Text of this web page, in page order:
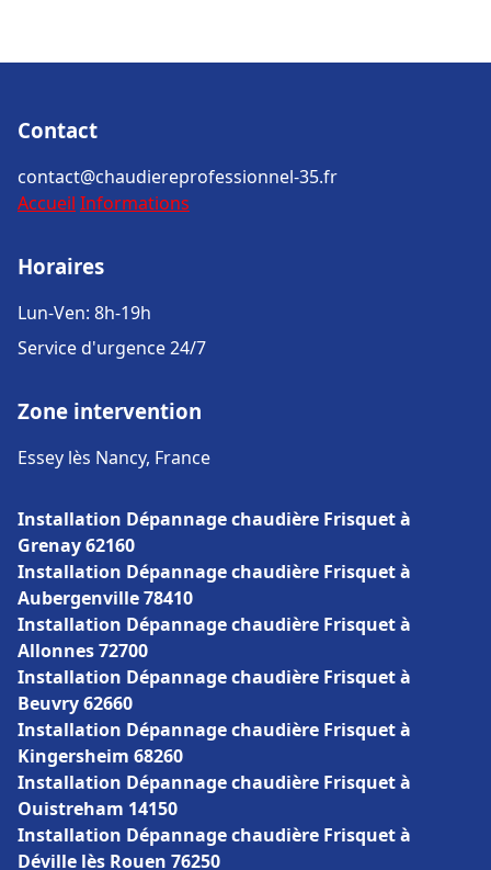
Contact
contact@chaudiereprofessionnel-35.fr
Accueil Informations
Horaires
Lun-Ven: 8h-19h
Service d'urgence 24/7
Zone intervention
Essey lès Nancy, France
Installation Dépannage chaudière Frisquet à
Grenay 62160
Installation Dépannage chaudière Frisquet à
Aubergenville 78410
Installation Dépannage chaudière Frisquet à
Allonnes 72700
Installation Dépannage chaudière Frisquet à
Beuvry 62660
Installation Dépannage chaudière Frisquet à
Kingersheim 68260
Installation Dépannage chaudière Frisquet à
Ouistreham 14150
Installation Dépannage chaudière Frisquet à
Déville lès Rouen 76250